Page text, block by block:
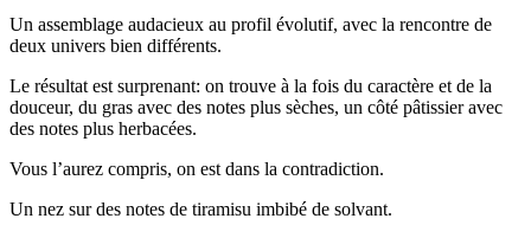
Un assemblage audacieux au profil évolutif, avec la rencontre de
deux univers bien différents.
Le résultat est surprenant: on trouve à la fois du caractère et de la
douceur, du gras avec des notes plus sèches, un côté pâtissier avec
des notes plus herbacées.
Vous l’aurez compris, on est dans la contradiction.
Un nez sur des notes de tiramisu imbibé de solvant.